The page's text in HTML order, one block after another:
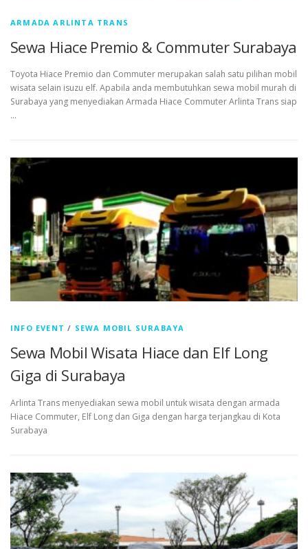
ARMADA ARLINTA TRANS
Sewa Hiace Premio & Commuter Surabaya
Toyota Hiace Premio dan Commuter merupakan salah satu pilihan mobil
wisata selain isuzu elf. Apabila anda membutuhkan sewa mobil murah di
Surabaya yang menyediakan Armada Hiace Commuter Arlinta Trans siap
…
INFO EVENT / SEWA MOBIL SURABAYA
Sewa Mobil Wisata Hiace dan Elf Long
Giga di Surabaya
Arlinta Trans menyediakan sewa mobil untuk wisata dengan armada
Hiace Commuter, Elf Long dan Giga dengan harga terjangkau di Kota
Surabaya